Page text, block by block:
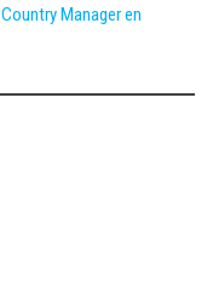
Manager en